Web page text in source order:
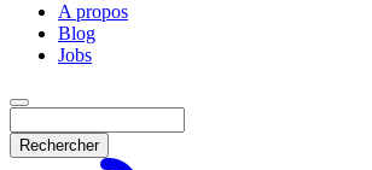
A propos
Blog
Jobs